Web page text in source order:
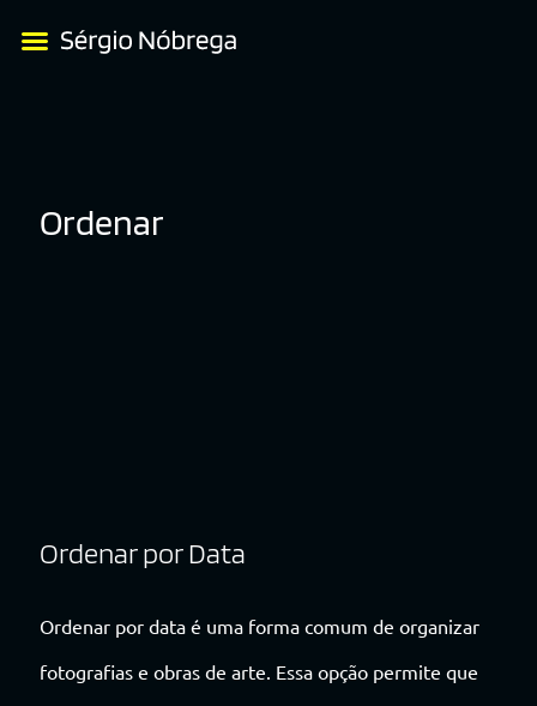
Ordenar
Ordenar por Data
Ordenar por data é uma forma comum de organizar
fotografias e obras de arte. Essa opção permite que